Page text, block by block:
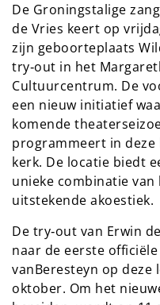
De Groningstalige
de Vries keert op
zijn geboorteplaats
try‑out in het
Cultuurcentrum. De
een nieuw initiatief
komende
programmeert in
kerk. De locatie biedt
unieke combinatie
uitstekende akoestiek.
De try‑out van Erwin
naar de eerste
vanBeresteyn op deze
oktober. Om het